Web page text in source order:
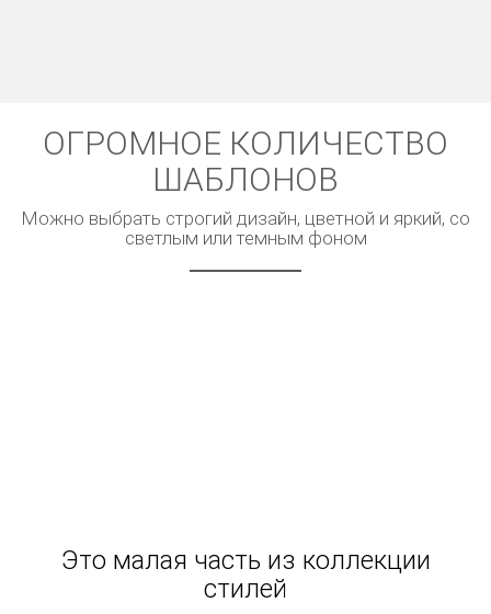
ОГРОМНОЕ КОЛИЧЕСТВО
ШАБЛОНОВ
Можно выбрать строгий дизайн, цветной и яркий, со
светлым или темным фоном
Это малая часть из коллекции
стилей